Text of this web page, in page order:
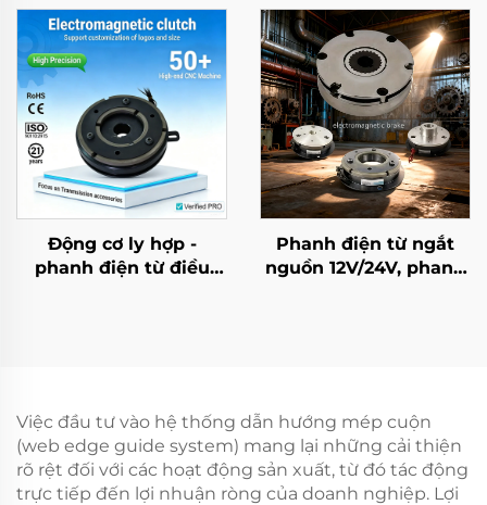
DIN, mới
nhôm, con lăn dệt may
ma sát thấp
Động cơ ly hợp -
phanh điện từ điều
Phanh điện từ ngắt
nguồn 12V/24V, phanh
Việc đầu tư vào hệ thống dẫn hướng mép cuộn
(web edge guide system) mang lại những cải thiện
rõ rệt đối với các hoạt động sản xuất, từ đó tác động
trực tiếp đến lợi nhuận ròng của doanh nghiệp. Lợi